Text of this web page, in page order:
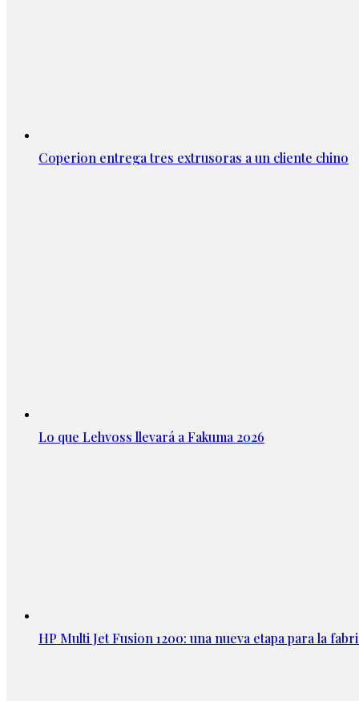
Coperion entrega tres extrusoras a un cliente chino
Lo que Lehvoss llevará a Fakuma 2026
HP Multi Jet Fusion 1200: una nueva etapa para la